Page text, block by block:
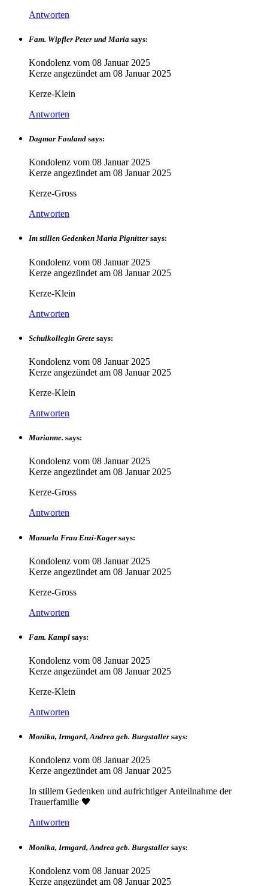
Antworten
Fam. Wipfler Peter und Maria says:
Kondolenz vom 08 Januar 2025
Kerze angezündet am 08 Januar 2025
Kerze-Klein
Antworten
Dagmar Fauland says:
Kondolenz vom 08 Januar 2025
Kerze angezündet am 08 Januar 2025
Kerze-Gross
Antworten
Im stillen Gedenken Maria Pignitter says:
Kondolenz vom 08 Januar 2025
Kerze angezündet am 08 Januar 2025
Kerze-Klein
Antworten
Schulkollegin Grete says:
Kondolenz vom 08 Januar 2025
Kerze angezündet am 08 Januar 2025
Kerze-Klein
Antworten
Marianne. says:
Kondolenz vom 08 Januar 2025
Kerze angezündet am 08 Januar 2025
Kerze-Gross
Antworten
Manuela Frau Enzi-Kager says:
Kondolenz vom 08 Januar 2025
Kerze angezündet am 08 Januar 2025
Kerze-Gross
Antworten
Fam. Kampl says:
Kondolenz vom 08 Januar 2025
Kerze angezündet am 08 Januar 2025
Kerze-Klein
Antworten
Monika, Irmgard, Andrea geb. Burgstaller says:
Kondolenz vom 08 Januar 2025
Kerze angezündet am 08 Januar 2025
In stillem Gedenken und aufrichtiger Anteilnahme der
Trauerfamilie 🖤
Antworten
Monika, Irmgard, Andrea geb. Burgstaller says:
Kondolenz vom 08 Januar 2025
Kerze angezündet am 08 Januar 2025